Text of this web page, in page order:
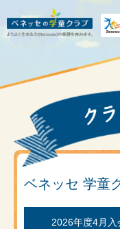
ベネッセ 学童
2026年度4月入